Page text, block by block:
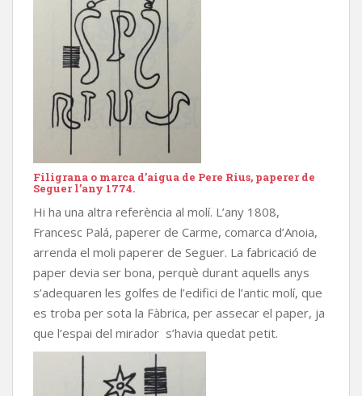
Filigrana o marca d’aigua de Pere Rius, paperer de
Seguer l’any 1774.
Hi ha una altra referència al molí. L’any 1808,
Francesc Palá, paperer de Carme, comarca d’Anoia,
arrenda el moli paperer de Seguer. La fabricació de
paper devia ser bona, perquè durant aquells anys
s’adequaren les golfes de l’edifici de l’antic molí, que
es troba per sota la Fàbrica, per assecar el paper, ja
que l’espai del mirador s’havia quedat petit.